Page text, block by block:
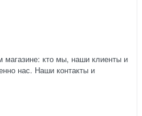
магазине: кто мы, наши клиенты и
нас. Наши контакты и